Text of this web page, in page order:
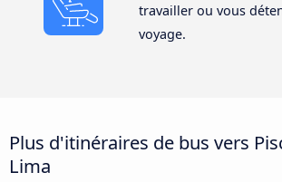
travailler ou vous
voyage.
Plus d'itinéraires de bus vers
Lima